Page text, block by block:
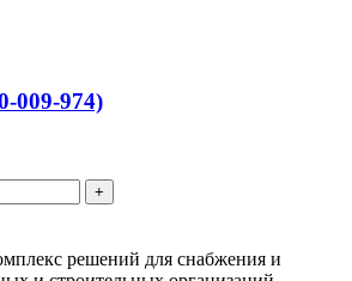
009-974)
+
решений для снабжения и